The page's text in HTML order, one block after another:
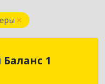
1
Баланс 1
г. Нур-Султан,